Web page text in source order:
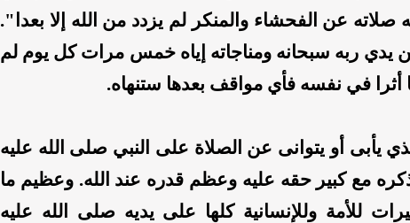
صلاته عن الفحشاء والمنكر لم يزدد من الله إلا بعدا".
يدي ربه سبحانه ومناجاته إياه خمس مرات كل يوم لم
أثرا في نفسه فأي مواقف بعدها ستنهاه.
يأبى أو يتوانى عن الصلاة على النبي صلى الله عليه
مع كبير حقه عليه وعظم قدره عند الله. وعظيم ما
للأمة وللإنسانية كلها على يديه صلى الله عليه